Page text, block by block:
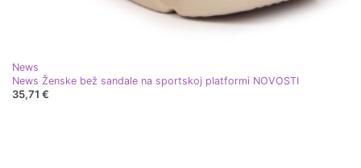
News
News Ženske bež sandale na sportskoj platformi NOVOSTI
35,71 €